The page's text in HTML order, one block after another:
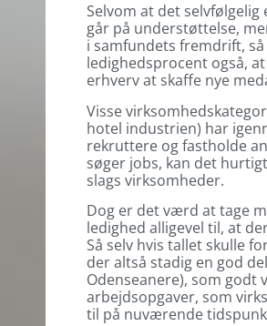
Selvom at det
går på understøttelse,
i samfundets fremdrift,
ledighedsprocent også,
erhverv at skaffe nye
Visse
hotel industrien) har
rekruttere og fastholde
søger jobs, kan det
slags virksomheder.
Dog er det værd at tage
ledighed alligevel til, at
Så selv hvis tallet skulle
der altså stadig en god
Odenseanere), som godt
arbejdsopgaver, som
til på nuværende